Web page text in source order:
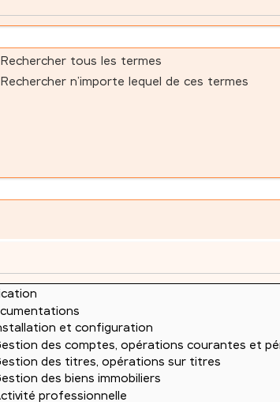
Rechercher tous les termes
Rechercher n’importe lequel de ces termes